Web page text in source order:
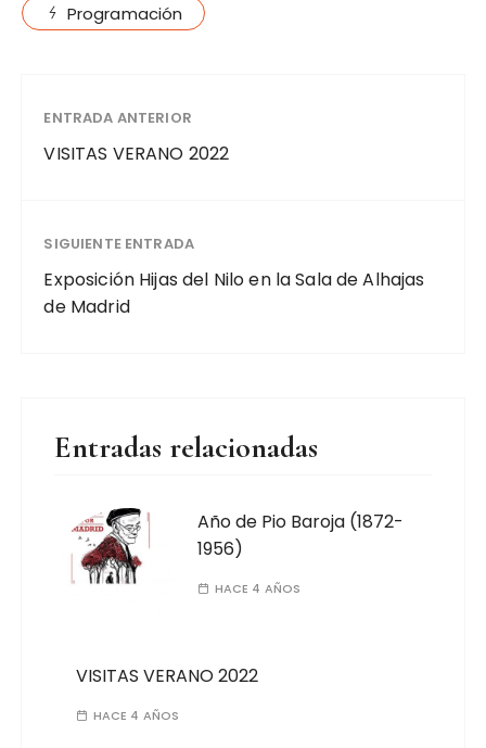
Programación
ENTRADA ANTERIOR
VISITAS VERANO 2022
SIGUIENTE ENTRADA
Exposición Hijas del Nilo en la Sala de Alhajas
de Madrid
Entradas relacionadas
Año de Pio Baroja (1872-
1956)
HACE 4 AÑOS
VISITAS VERANO 2022
HACE 4 AÑOS